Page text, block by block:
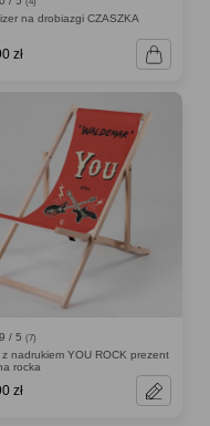
na drobiazgi CZASZKA
zł
/ 5 (7)
z nadrukiem YOU ROCK prezent
rocka
zł